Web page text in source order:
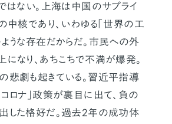
はない。上海は中国のサプライ
中核であり、いわゆる「世界の工
うな存在だからだ。市民への外
なり、あちこちで不満が爆発。
悲劇も起きている。習近平指導
ロナ」政策が裏目に出て、負の
した格好だ。過去2年の成功体